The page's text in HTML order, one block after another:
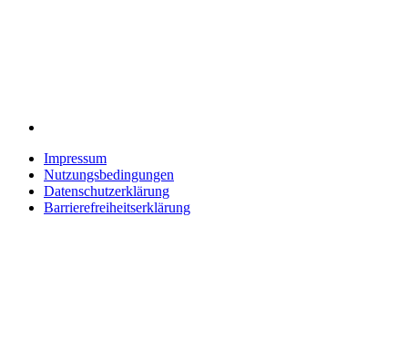
Impressum
Nutzungsbedingungen
Datenschutzerklärung
Barrierefreiheitserklärung